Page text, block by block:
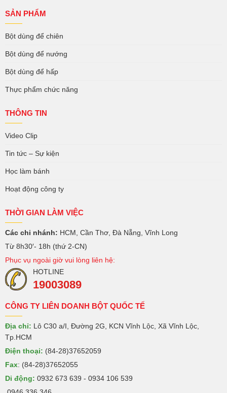
SẢN PHẨM
Bột dùng để chiên
Bột dùng để nướng
Bột dùng để hấp
Thực phẩm chức năng
THÔNG TIN
Video Clip
Tin tức – Sự kiện
Học làm bánh
Hoạt động công ty
THỜI GIAN LÀM VIỆC
Các chi nhánh: HCM, Cần Thơ, Đà Nẵng, Vĩnh Long
Từ 8h30′- 18h (thứ 2-CN)
Phục vụ ngoài giờ vui lòng liên hệ:
HOTLINE
19003089
CÔNG TY LIÊN DOANH BỘT QUỐC TẾ
Địa chỉ: Lô C30 a/I, Đường 2G, KCN Vĩnh Lộc, Xã Vĩnh Lộc,
Tp.HCM
Điện thoại: (84-28)37652059
Fax: (84-28)37652055
Di động: 0932 673 639 - 0934 106 539